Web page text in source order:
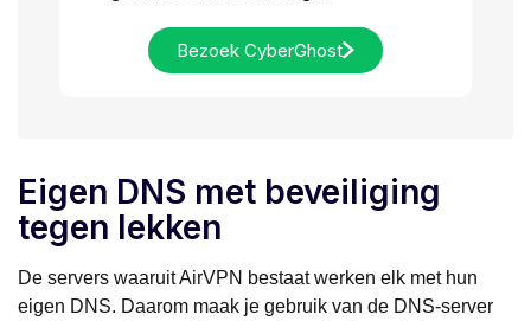
Bezoek CyberGhost
Eigen DNS met beveiliging
tegen lekken
De servers waaruit AirVPN bestaat werken elk met hun
eigen DNS. Daarom maak je gebruik van de DNS-server